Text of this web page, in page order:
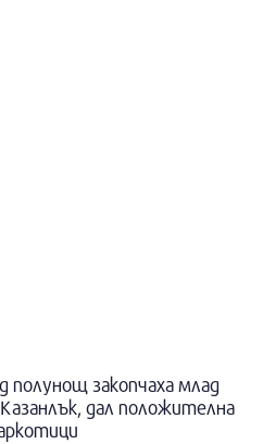
полунощ закопчаха млад
дал положителна